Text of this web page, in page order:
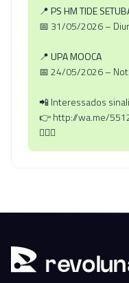
📍 PS HM TIDE
📅 31/05/2026 –
📍 UPA MOOCA
📅 24/05/2026 –
📲 Interessados
👉 http://wa.me/
🧏🏼‍♀️
rev